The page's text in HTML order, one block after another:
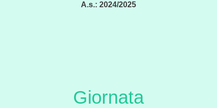
A.s.: 2024/2025
Giornata